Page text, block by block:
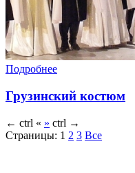
Подробнее
Грузинский костюм
← ctrl « » ctrl →
Страницы: 1 2 3 Все